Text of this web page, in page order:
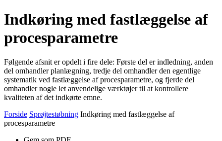
Indkøring med fastlæggelse af
procesparametre
Følgende afsnit er opdelt i fire dele: Første del er indledning, anden
del omhandler planlægning, tredje del omhandler den egentlige
systematik ved fastlæggelse af procesparametre, og fjerde del
omhandler nogle let anvendelige værktøjer til at kontrollere
kvaliteten af det indkørte emne.
Forside Sprøjtestøbning Indkøring med fastlæggelse af
procesparametre